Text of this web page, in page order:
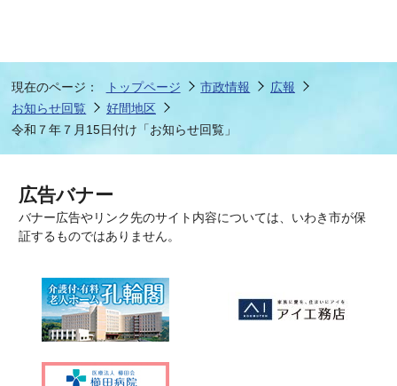
現在のページ： トップページ 市政情報
広報
お知らせ回覧
好間地区
令和７年７月15日付け「お知らせ回覧」
広告バナー
バナー広告やリンク先のサイト内容については、いわき市が保
証するものではありません。